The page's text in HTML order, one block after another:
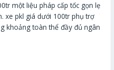
một liệu pháp cấp tốc gọn lẹ
xe pkl giá dưới 100tr phụ trợ
khoảng toàn thể đầy đủ ngân